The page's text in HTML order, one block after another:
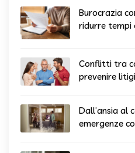
Burocrazia
ridurre tempi
Conflitti tra
prevenire
Dall’ansia al
emergenze